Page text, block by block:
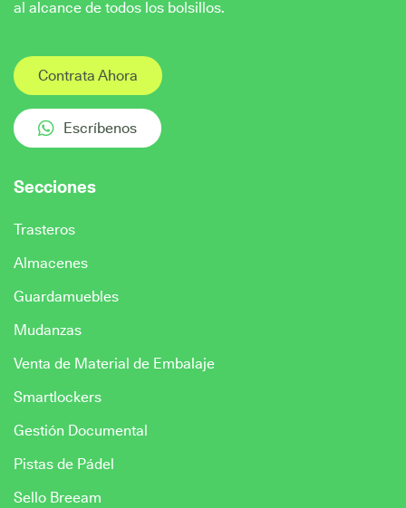
al alcance de todos los bolsillos.
Contrata Ahora
Escríbenos
Secciones
Trasteros
Almacenes
Guardamuebles
Mudanzas
Venta de Material de Embalaje
Smartlockers
Gestión Documental
Pistas de Pádel
Sello Breeam